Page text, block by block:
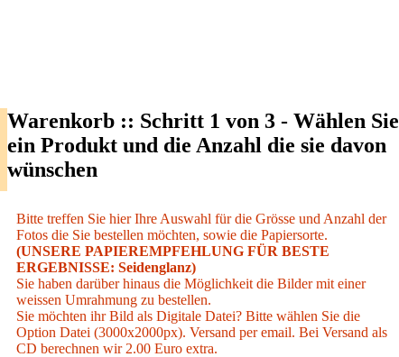
Warenkorb :: Schritt 1 von 3 - Wählen Sie
ein Produkt und die Anzahl die sie davon
wünschen
Bitte treffen Sie hier Ihre Auswahl für die Grösse und Anzahl der
Fotos die Sie bestellen möchten, sowie die Papiersorte.
(UNSERE PAPIEREMPFEHLUNG FÜR BESTE
ERGEBNISSE: Seidenglanz)
Sie haben darüber hinaus die Möglichkeit die Bilder mit einer
weissen Umrahmung zu bestellen.
Sie möchten ihr Bild als Digitale Datei? Bitte wählen Sie die
Option Datei (3000x2000px). Versand per email. Bei Versand als
CD berechnen wir 2.00 Euro extra.